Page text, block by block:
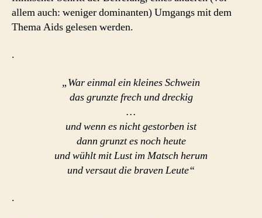
allem auch: weniger dominanten) Umgangs mit dem
Thema Aids gelesen werden.
.
„War einmal ein kleines Schwein
das grunzte frech und dreckig
…
und wenn es nicht gestorben ist
dann grunzt es noch heute
und wühlt mit Lust im Matsch herum
und versaut die braven Leute“
.